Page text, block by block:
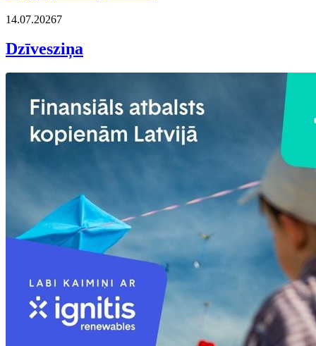
14.07.20267
Dzīvesziņa